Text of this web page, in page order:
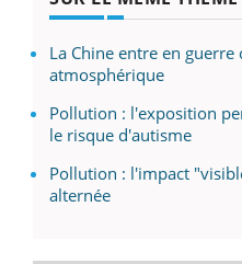
La Chine entre en
atmosphérique
Pollution : l'exposition
le risque d'autisme
Pollution : l'impact
alternée